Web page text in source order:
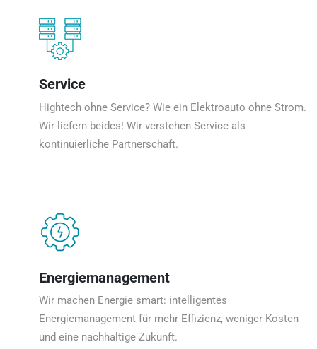
Service
Hightech ohne Service? Wie ein Elektroauto ohne Strom.
Wir liefern beides! Wir verstehen Service als
kontinuierliche Partnerschaft.
Energiemanagement
Wir machen Energie smart: intelligentes
Energiemanagement für mehr Effizienz, weniger Kosten
und eine nachhaltige Zukunft.